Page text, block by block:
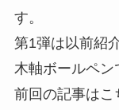
す。
第1弾は以前紹
木軸ボールペン
前回の記事はこ